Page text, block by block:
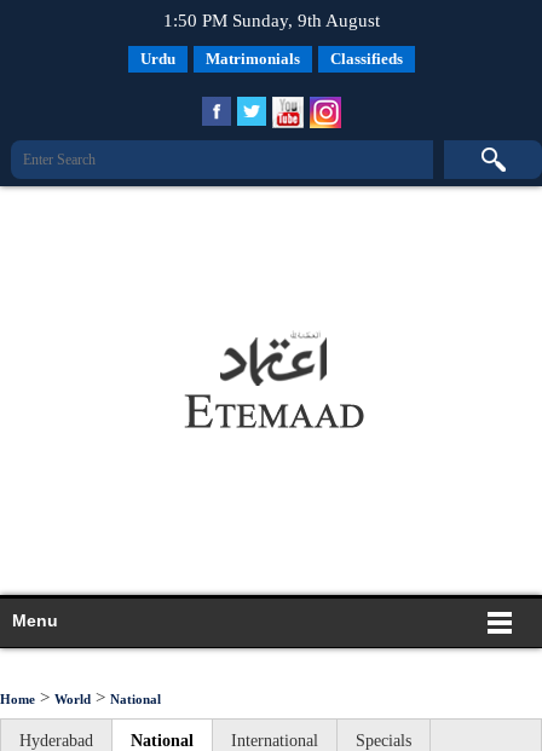
1:50 PM Sunday, 9th August
Urdu Matrimonials Classifieds
Menu
Home > World > National
Hyderabad National International Specials